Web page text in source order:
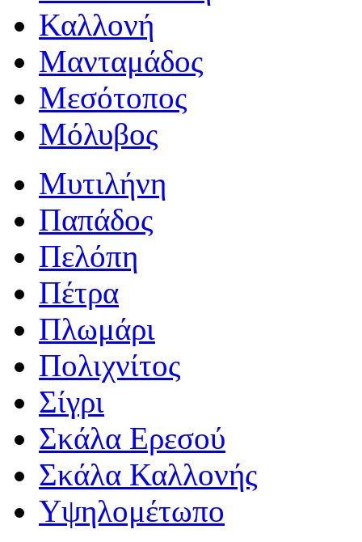
Καλλονή
Μανταμάδος
Μεσότοπος
Μόλυβος
Μυτιλήνη
Παπάδος
Πελόπη
Πέτρα
Πλωμάρι
Πολιχνίτος
Σίγρι
Σκάλα Ερεσού
Σκάλα Καλλονής
Υψηλομέτωπο